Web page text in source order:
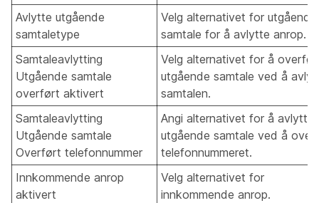
Avlytte utgående
samtaletype
Velg alternativet for utgående
samtale for å avlytte anrop.
Samtaleavlytting
Utgående samtale
overført aktivert
Velg alternativet for å
utgående samtale ved å
samtalen.
Samtaleavlytting
Utgående samtale
Overført telefonnummer
Angi alternativet for å avlytte
utgående samtale ved å
telefonnummeret.
Innkommende anrop
aktivert
Velg alternativet for
innkommende anrop.